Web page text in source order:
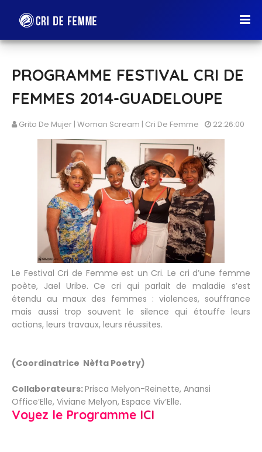
PROGRAMME FESTIVAL CRI DE
FEMMES 2014-GUADELOUPE
Grito De Mujer | Woman Scream | Cri De Femme 22:26:00
Le Festival Cri de Femme est un Cri. Le cri d’une femme
poète, Jael Uribe. Ce cri qui parlait de maladie s’est
étendu au maux des femmes : violences, souffrance
mais aussi trop souvent le silence qui étouffe leurs
actions, leurs travaux, leurs réussites.
(Coordinatrice Nèfta Poetry)
Collaborateurs:Prisca Melyon-Reinette, Anansi
Office’Elle, Viviane Melyon, Espace Viv’Elle.
Voyez le Programme ICI